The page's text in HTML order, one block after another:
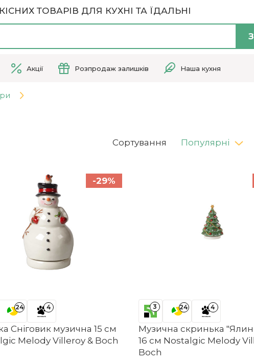
ТОВАРІВ ДЛЯ КУХНІ ТА ЇДАЛЬНІ
Акції Розпродаж залишків Наша кухня
Сортування Популярні
24 4
Сніговик музична 15 см
Melody Villeroy & Boch
-29%
3 24 4
Музична скринька
16 см Nostalgic Melody
Boch